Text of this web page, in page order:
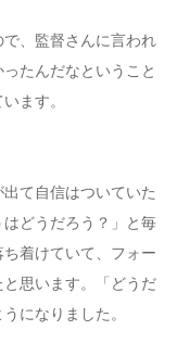
、監督さんに言われ
たんだなということ
ます。
て自信はついていた
どうだろう？」と毎
着けていて、フォー
思います。「どうだ
になりました。